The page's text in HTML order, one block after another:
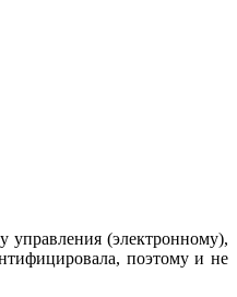
управления (электронному),
поэтому и не